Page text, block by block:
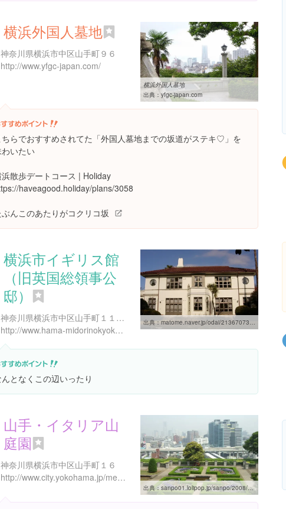
横浜外国人墓地
神奈川県横浜市中区山手町９６
http://www.yfgc-japan.com/
横浜外国人墓地
出典： yfgc-japan.com
ちらでおすすめされてた「外国人墓地までの坂道がステキ♡」を
いたい
散歩デートコース | Holiday
haveagood.holiday/plans/3058
ぶんこのあたりがコクリコ坂
横浜市イギリス館
（旧英国総領事公
邸）
神奈川県横浜市中区山手町１１５-３
http://www.hama-midorinokyokai.or.jp/yamate-seiyoukan/british-house/
出典： matome.naver.jp/odai/2136707399388572801/2136707863789684403
んとなくこの辺いったり
山手・イタリア山
庭園
神奈川県横浜市中区山手町１６
http://www.city.yokohama.jp/me/kankyou/ygf/youkan.html
出典： sanpo01.lolipop.jp/sanpo/2008/yokohama/sanpo406.html